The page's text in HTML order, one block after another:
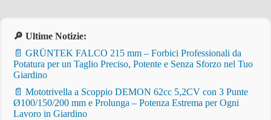
🔎 Ultime Notizie:
📄 GRÜNTEK FALCO 215 mm – Forbici Professionali da
Potatura per un Taglio Preciso, Potente e Senza Sforzo nel Tuo
Giardino
📄 Mototrivella a Scoppio DEMON 62cc 5,2CV con 3 Punte
Ø100/150/200 mm e Prolunga – Potenza Estrema per Ogni
Lavoro in Giardino